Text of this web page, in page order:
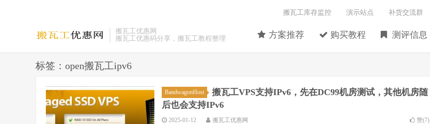
搬瓦工优惠网
搬瓦工优惠码分享，搬瓦工教程整理
方案推荐 购买教程 测评信息
搬瓦工库存监控 演示站点 补货交流群
标签：open搬瓦工ipv6
BandwagonHost
搬瓦工VPS支持IPv6，先在DC99机房测试，其他机房随
后也会支持IPv6
2025-01-12 搬瓦工优惠网 赞(7)